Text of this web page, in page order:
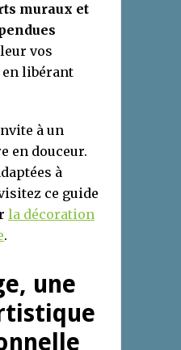
muraux et
vos
en libérant
à un
en douceur.
à
ce guide
la décoration
.
une